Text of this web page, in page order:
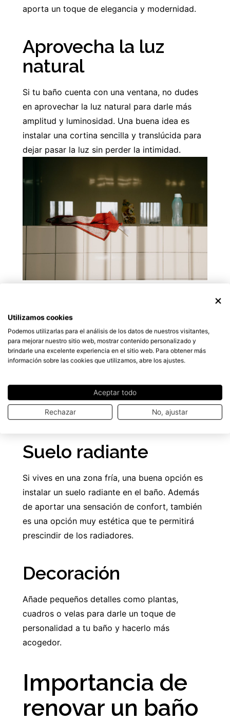
aporta un toque de elegancia y modernidad.
Aprovecha la luz
natural
Si tu baño cuenta con una ventana, no dudes
en aprovechar la luz natural para darle más
amplitud y luminosidad. Una buena idea es
instalar una cortina sencilla y translúcida para
dejar pasar la luz sin perder la intimidad.
Iluminación
adecuada
La iluminación es fundamental en cualquier
iluminación adecuada que combine luz natural
y artificial para conseguir un ambiente
agradable y luminoso.
Suelo radiante
Si vives en una zona fría, una buena opción es
instalar un suelo radiante en el baño. Además
de aportar una sensación de confort, también
es una opción muy estética que te permitirá
prescindir de los radiadores.
Decoración
Añade pequeños detalles como plantas,
cuadros o velas para darle un toque de
personalidad a tu baño y hacerlo más
acogedor.
Importancia de
renovar un baño
Utilizamos cookies
Podemos utilizarlas para el análisis de los datos de nuestros visitantes,
para mejorar nuestro sitio web, mostrar contenido personalizado y
brindarle una excelente experiencia en el sitio web. Para obtener más
información sobre las cookies que utilizamos, abre los ajustes.
Aceptar todo
Rechazar No, ajustar